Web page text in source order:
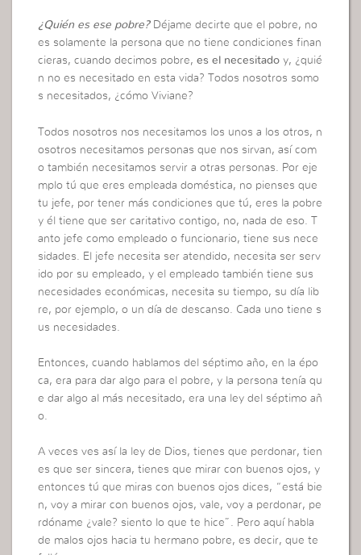
¿Quién es ese pobre?Déjame decirte que el pobre, no
es solamente la persona que no tiene condiciones finan
cieras, cuando decimos pobre,es el necesitado y, ¿quié
n no es necesitado en esta vida? Todos nosotros somo
s necesitados, ¿cómo Viviane?
Todos nosotros nos necesitamos los unos a los otros, n
osotros necesitamos personas que nos sirvan, así com
o también necesitamos servir a otras personas. Por eje
mplo tú que eres empleada doméstica, no pienses que
tu jefe, por tener más condiciones que tú, eres la pobre
y él tiene que ser caritativo contigo, no, nada de eso. T
anto jefe como empleado o funcionario, tiene sus nece
sidades. El jefe necesita ser atendido, necesita ser serv
ido por su empleado, y el empleado también tiene sus
necesidades económicas, necesita su tiempo, su día lib
re, por ejemplo, o un día de descanso. Cada uno tiene s
us necesidades.
Entonces, cuando hablamos del séptimo año, en la épo
ca, era para dar algo para el pobre, y la persona tenía qu
e dar algo al más necesitado, era una ley del séptimo añ
o.
A veces ves así la ley de Dios, tienes que perdonar, tien
es que ser sincera, tienes que mirar con buenos ojos, y
entonces tú que miras con buenos ojos dices, “está bie
n, voy a mirar con buenos ojos, vale, voy a perdonar, pe
rdóname ¿vale? siento lo que te hice”. Pero aquí habla
de malos ojos hacia tu hermano pobre, es decir, que te